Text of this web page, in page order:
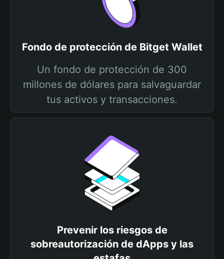
Fondo de protección de Bitget Wallet
Un fondo de protección de 300
millones de dólares para salvaguardar
tus activos y transacciones.
Prevenir los riesgos de
sobreautorización de dApps y las